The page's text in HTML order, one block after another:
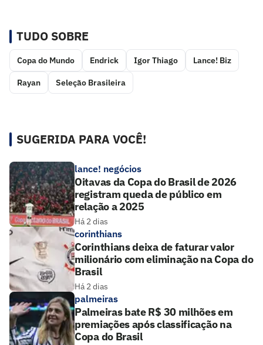
TUDO SOBRE
Copa do Mundo Endrick Igor Thiago Lance! Biz
Rayan Seleção Brasileira
SUGERIDA PARA VOCÊ!
lance! negócios
Oitavas da Copa do Brasil de 2026
registram queda de público em
relação a 2025
Há 2 dias
corinthians
Corinthians deixa de faturar valor
milionário com eliminação na Copa do
Brasil
Há 2 dias
palmeiras
Palmeiras bate R$ 30 milhões em
premiações após classificação na
Copa do Brasil